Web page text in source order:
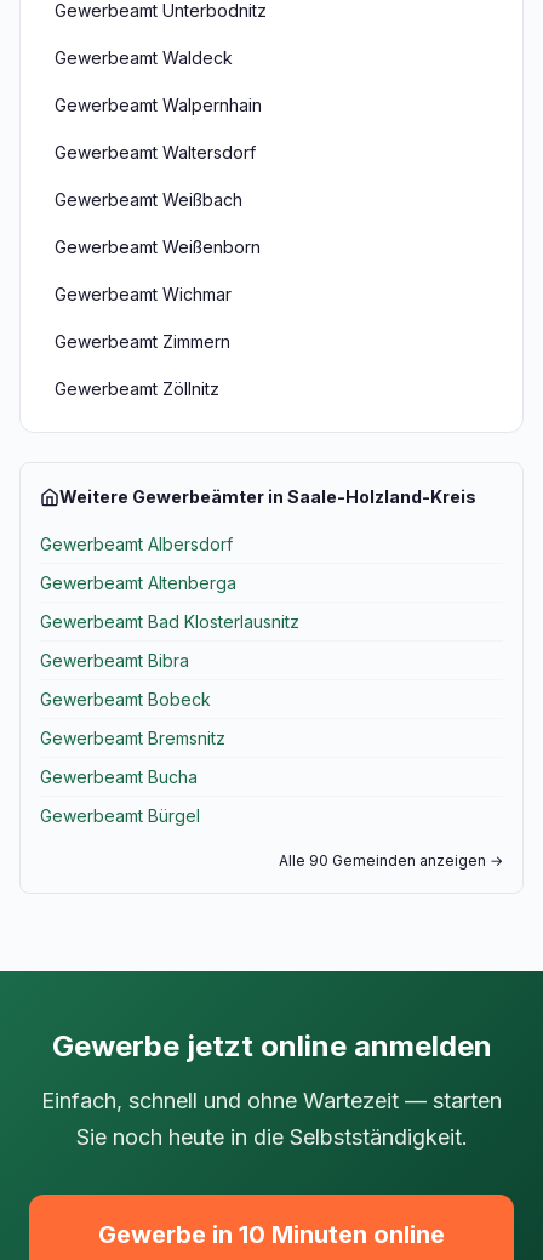
Gewerbeamt Unterbodnitz
Gewerbeamt Waldeck
Gewerbeamt Walpernhain
Gewerbeamt Waltersdorf
Gewerbeamt Weißbach
Gewerbeamt Weißenborn
Gewerbeamt Wichmar
Gewerbeamt Zimmern
Gewerbeamt Zöllnitz
Weitere Gewerbeämter in Saale-Holzland-Kreis
Gewerbeamt Albersdorf
Gewerbeamt Altenberga
Gewerbeamt Bad Klosterlausnitz
Gewerbeamt Bibra
Gewerbeamt Bobeck
Gewerbeamt Bremsnitz
Gewerbeamt Bucha
Gewerbeamt Bürgel
Alle 90 Gemeinden anzeigen →
Gewerbe jetzt online anmelden
Einfach, schnell und ohne Wartezeit — starten
Sie noch heute in die Selbstständigkeit.
Gewerbe in 10 Minuten online